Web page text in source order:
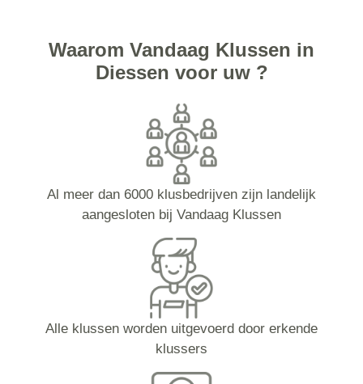
Waarom Vandaag Klussen in
Diessen voor uw ?
Al meer dan 6000 klusbedrijven zijn landelijk
aangesloten bij Vandaag Klussen
Alle klussen worden uitgevoerd door erkende
klussers